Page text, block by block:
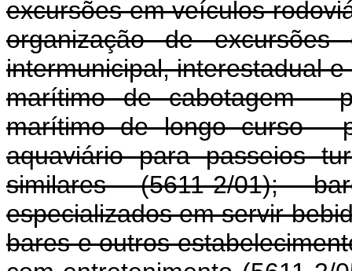
excursões em veículos
organização de
intermunicipal, interestadual
marítimo de cabotagem -
marítimo de longo curso -
aquaviário para passeios
similares (5611-2/01);
especializados em servir
bares e outros